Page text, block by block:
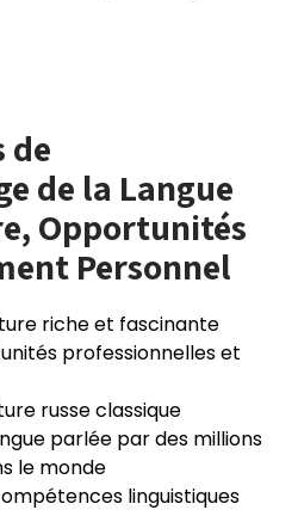
de
de la Langue
Opportunités
Personnel
riche et fascinante
professionnelles et
russe classique
parlée par des millions
le monde
linguistiques